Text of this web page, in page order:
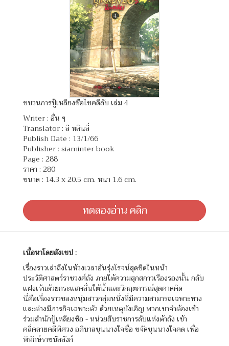
ขบวนการปู้เหลียงซือไขคดีลับ เล่ม 4
Writer : อื่น ๆ
Translator : ลี หลินลี่
Publish Date : 13/1/66
Publisher : siaminter book
Page : 288
ราคา : 280
ขนาด : 14.3 x 20.5 cm. หนา 1.6 cm.
ทดลองอ่าน คลิก
เนื้อหาโดยสังเขป :
เรื่องราวเล่าถึงในห้วงเวลาอันรุ่งโรจน์สุดขีดในหน้า
ประวัติศาสตร์ราชวงศ์ถัง ภายใต้ความสุกสกาวเรืองรองนั้น กลับ
แฝงเร้นด้วยกระแสคลื่นใต้น้ำและวิกฤตการณ์สุดคาดคิด
นี่คือเรื่องราวของหนุ่มสาวกลุ่มหนึ่งที่มีความสามารถเฉพาะทาง
และต่างมีภารกิจเฉพาะตัว ด้วยเหตุบังเอิญ พวกเขาจำต้องเข้า
ร่วมสำนักปู้เหลียงซือ - หน่วยสืบราชการลับแห่งต้าถัง เข้า
คลี่คลายคดีพิศวง อภิบาลขุนนางใจซื่อ ขจัดขุนนางใจคด เพื่อ
พิทักษ์ราชบัลลังก์